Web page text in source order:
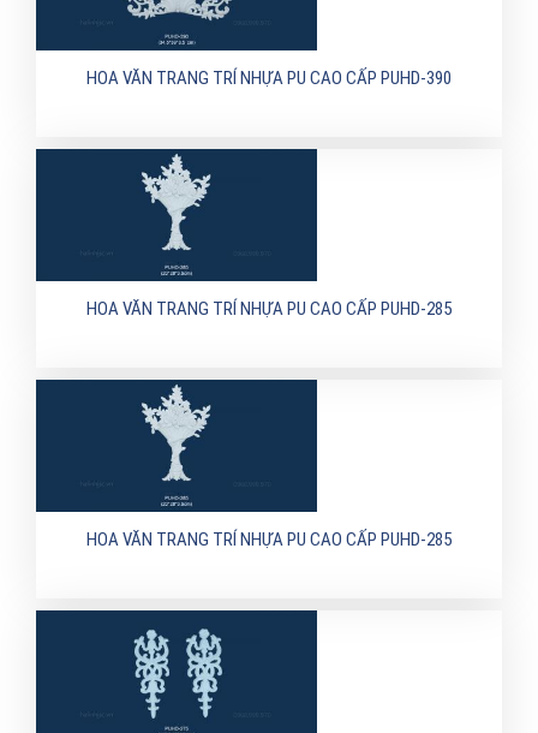
HOA VĂN TRANG TRÍ NHỰA PU CAO CẤP PUHD-390
HOA VĂN TRANG TRÍ NHỰA PU CAO CẤP PUHD-285
HOA VĂN TRANG TRÍ NHỰA PU CAO CẤP PUHD-285